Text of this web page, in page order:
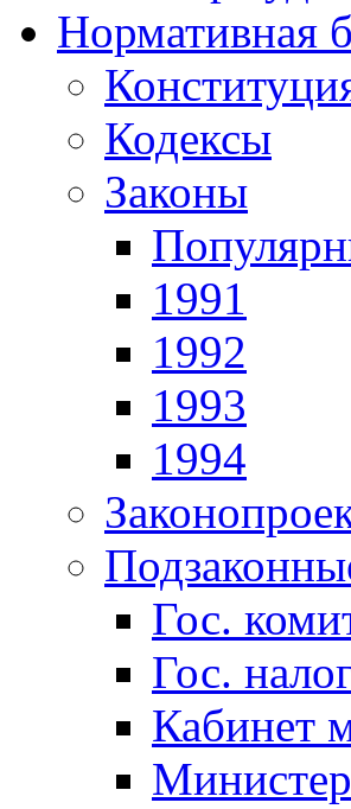
Нормативная
Кодексы
Законы
1991
1992
1993
1994
Гос.
Гос.
Кабинет